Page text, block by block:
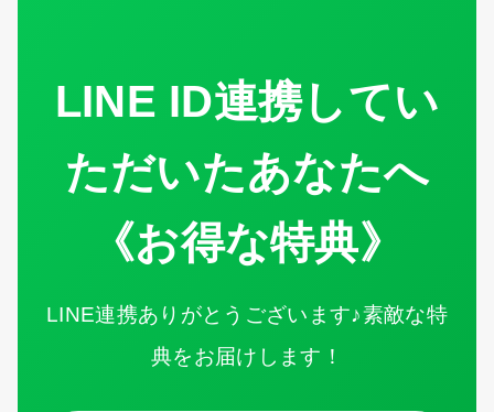
LINE ID連携してい
ただいたあなたへ
《お得な特典》
LINE連携ありがとうございます♪素敵な特
典をお届けします！